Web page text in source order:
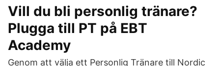
Vill du bli personlig tränare?
Plugga till PT på EBT
Academy
Genom att välja ett Personlig Tränare till Nordic